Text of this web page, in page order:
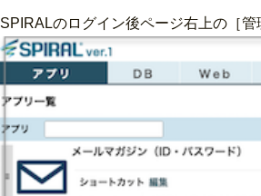
SPIRALのログイン後ページ右上の［